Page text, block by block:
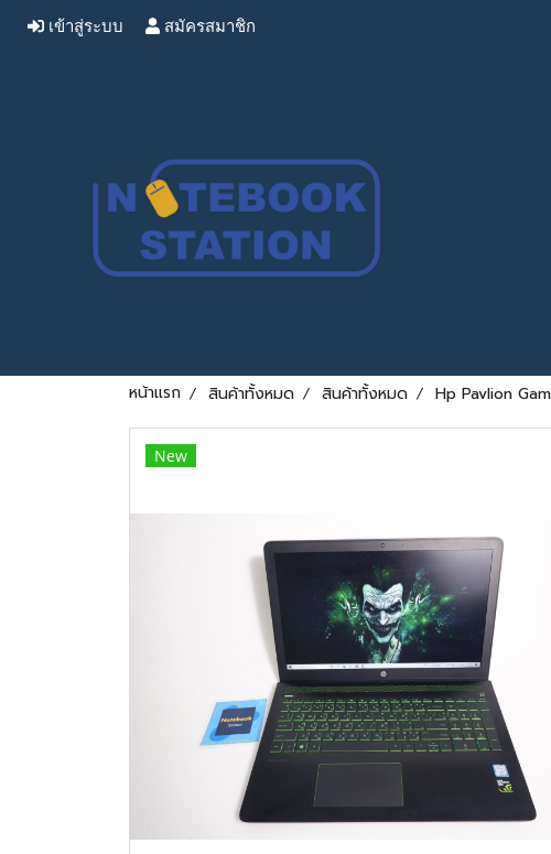
เข้าสู่ระบบ สมัครสมาชิก
หน้าแรก สินค้าทั้งหมด สินค้าทั้งหมด Hp Pavlion
New